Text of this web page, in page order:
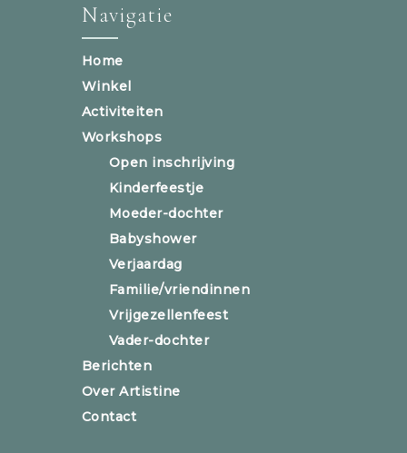
Navigatie
Home
Winkel
Activiteiten
Workshops
Open inschrijving
Kinderfeestje
Moeder-dochter
Babyshower
Verjaardag
Familie/vriendinnen
Vrijgezellenfeest
Vader-dochter
Berichten
Over Artistine
Contact